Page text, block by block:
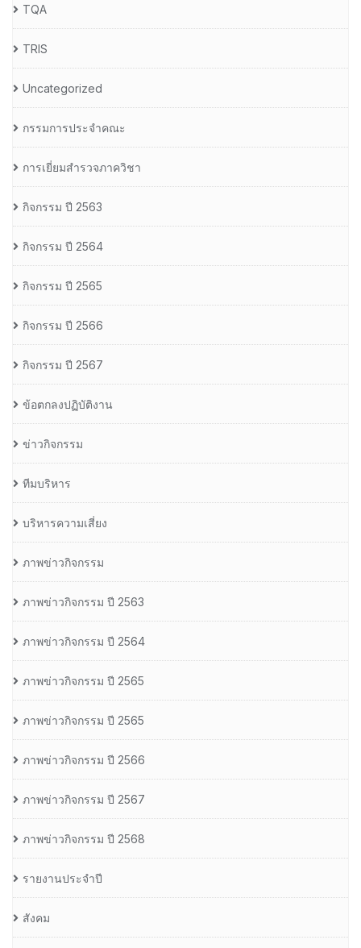
TQA
TRIS
Uncategorized
กรรมการประจำคณะ
การเยี่ยมสำรวจภาควิชา
กิจกรรม ปี 2563
กิจกรรม ปี 2564
กิจกรรม ปี 2565
กิจกรรม ปี 2566
กิจกรรม ปี 2567
ข้อตกลงปฏิบัติงาน
ข่าวกิจกรรม
ทีมบริหาร
บริหารความเสี่ยง
ภาพข่าวกิจกรรม
ภาพข่าวกิจกรรม ปี 2563
ภาพข่าวกิจกรรม ปี 2564
ภาพข่าวกิจกรรม ปี 2565
ภาพข่าวกิจกรรม ปี 2565
ภาพข่าวกิจกรรม ปี 2566
ภาพข่าวกิจกรรม ปี 2567
ภาพข่าวกิจกรรม ปี 2568
รายงานประจำปี
สังคม